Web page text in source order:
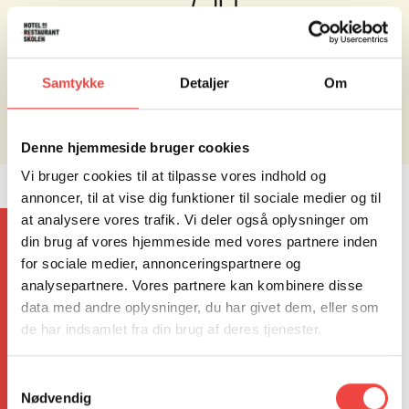
Samtykke Detaljer Om
Denne hjemmeside bruger cookies
Vi bruger cookies til at tilpasse vores indhold og
annoncer, til at vise dig funktioner til sociale medier og til
at analysere vores trafik. Vi deler også oplysninger om
din brug af vores hjemmeside med vores partnere inden
for sociale medier, annonceringspartnere og
analysepartnere. Vores partnere kan kombinere disse
data med andre oplysninger, du har givet dem, eller som
de har indsamlet fra din brug af deres tjenester.
Nødvendig